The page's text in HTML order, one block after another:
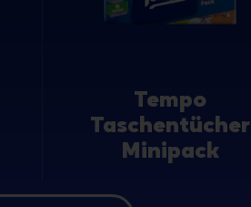
Tempo
Taschentücher
Minipack